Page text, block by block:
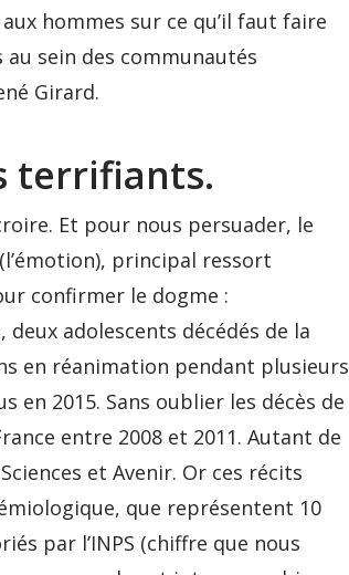
hommes sur ce qu’il faut faire
sein des communautés
Girard.
terrifiants.
Et pour nous persuader, le
principal ressort
confirmer le dogme :
adolescents décédés de la
en réanimation pendant plusieurs
2015. Sans oublier les décès de
entre 2008 et 2011. Autant de
et Avenir. Or ces récits
que représentent 10
par l’INPS (chiffre que nous